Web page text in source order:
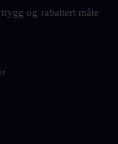
og rabattert måte